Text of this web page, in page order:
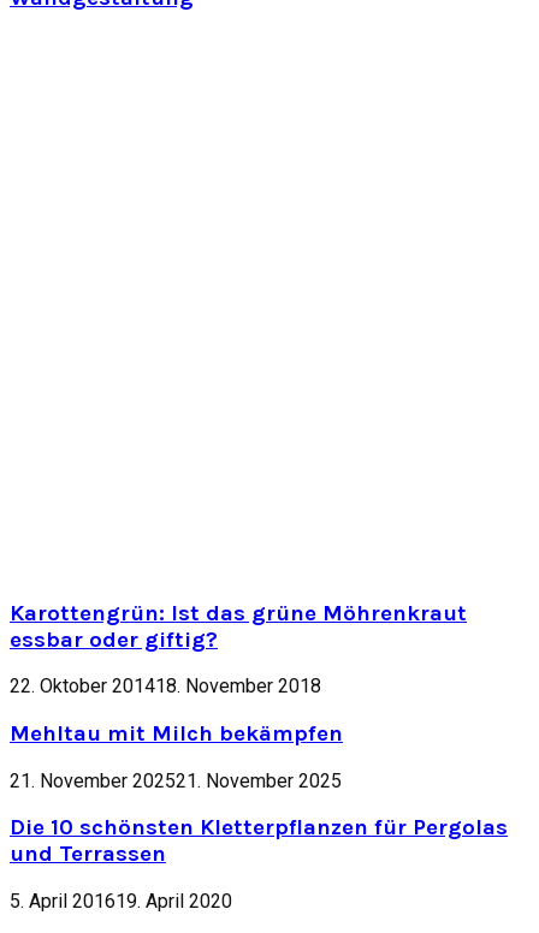
Karottengrün: Ist das grüne Möhrenkraut
essbar oder giftig?
22. Oktober 201418. November 2018
Mehltau mit Milch bekämpfen
21. November 202521. November 2025
Die 10 schönsten Kletterpflanzen für Pergolas
und Terrassen
5. April 201619. April 2020